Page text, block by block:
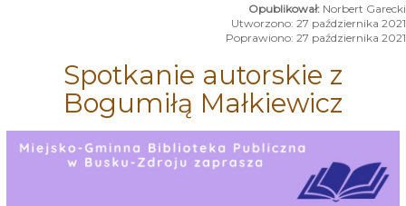
Norbert Garecki
Utworzono: 27 października 2021
Poprawiono: 27 października 2021
Spotkanie autorskie z
Bogumiłą Małkiewicz